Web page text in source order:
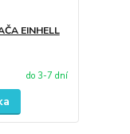
EINHELL
do 3-7 dní